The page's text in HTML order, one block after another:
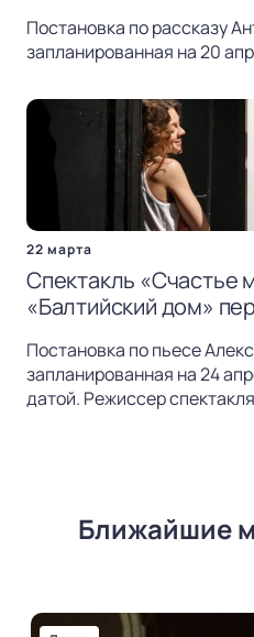
Постановка по рассказу
запланированная на 20
22 марта
Спектакль «Счастье
«Балтийский дом»
Постановка по пьесе
запланированная на 24
датой. Режиссер
Ближайшие